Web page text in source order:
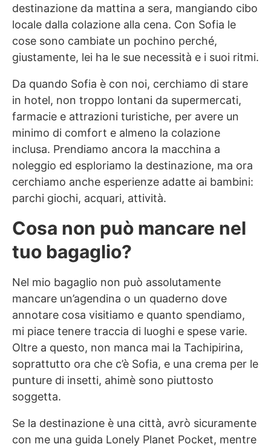
destinazione da mattina a sera, mangiando cibo
locale dalla colazione alla cena. Con Sofia le
cose sono cambiate un pochino perché,
giustamente, lei ha le sue necessità e i suoi ritmi.
Da quando Sofia è con noi, cerchiamo di stare
in hotel, non troppo lontani da supermercati,
farmacie e attrazioni turistiche, per avere un
minimo di comfort e almeno la colazione
inclusa. Prendiamo ancora la macchina a
noleggio ed esploriamo la destinazione, ma ora
cerchiamo anche esperienze adatte ai bambini:
parchi giochi, acquari, attività.
Cosa non può mancare nel
tuo bagaglio?
Nel mio bagaglio non può assolutamente
mancare un’agendina o un quaderno dove
annotare cosa visitiamo e quanto spendiamo,
mi piace tenere traccia di luoghi e spese varie.
Oltre a questo, non manca mai la Tachipirina,
soprattutto ora che c’è Sofia, e una crema per le
punture di insetti, ahimè sono piuttosto
soggetta.
Se la destinazione è una città, avrò sicuramente
con me una guida Lonely Planet Pocket, mentre